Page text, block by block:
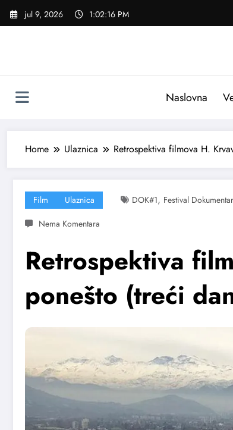
Skoči
jul 9, 2026 1:02:17 PM
Naslovna
Home Ulaznica Retrospektiva filmova H.
Film Ulaznica DOK#1, Festival
Retrospektiva
ponešto (treći